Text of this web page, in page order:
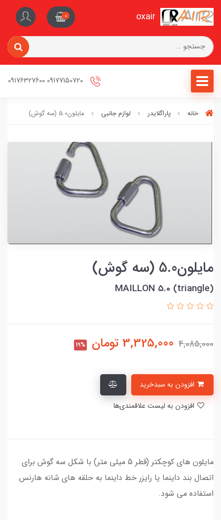
oxair
0
خانه پاراگلایدر لوازم جانبی مایلون5.0 (سه گوش)
مایلون5.0 (سه گوش)
MAILLON 5.0 (triangle)
4,085,000
3,325,000 تومان 19%
مایلون های کوچکتر (قطر 5 میلی متر) با شکل سه گوش برای
اتصال بند داینما یا رایزر خط داینما به حلقه های شانه هارنس
استفاده می شود.